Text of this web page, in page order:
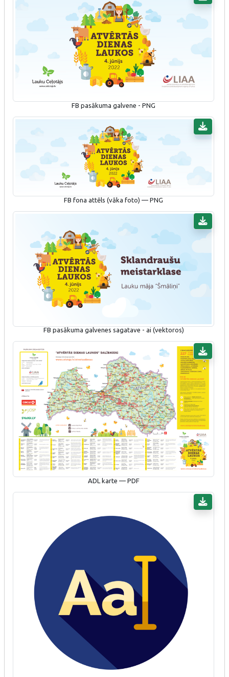
FB pasākuma galvene - PNG
FB fona attēls (vāka foto) — PNG
FB pasākuma galvenes sagatave - ai (vektoros)
ADL karte — PDF